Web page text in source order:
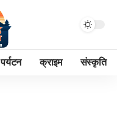
पर्यटन क्राइम संस्कृति